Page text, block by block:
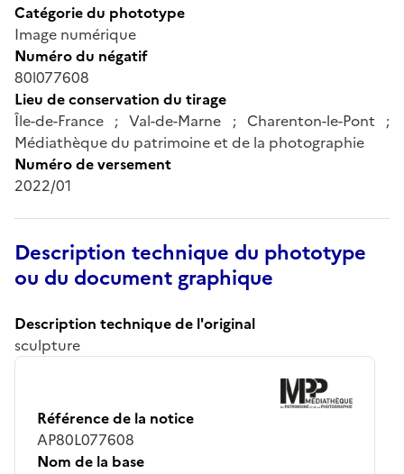
Catégorie du phototype
Image numérique
Numéro du négatif
80l077608
Lieu de conservation du tirage
Île-de-France ; Val-de-Marne ; Charenton-le-Pont ;
Médiathèque du patrimoine et de la photographie
Numéro de versement
2022/01
Description technique du phototype
ou du document graphique
Description technique de l'original
sculpture
Référence de la notice
AP80L077608
Nom de la base